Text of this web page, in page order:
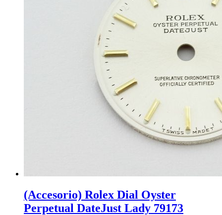
(Accesorio) Rolex Dial Oyster
Perpetual DateJust Lady 79173